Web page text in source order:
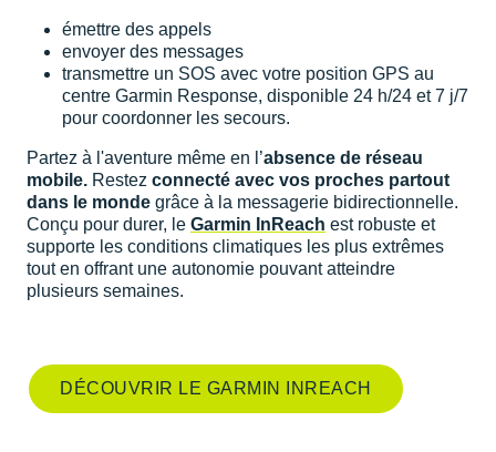
émettre des appels
envoyer des messages
transmettre un SOS avec votre position GPS au
centre Garmin Response, disponible 24 h/24 et 7 j/7
pour coordonner les secours.
Partez à l'aventure même en l’absence de réseau
mobile. Restez connecté avec vos proches partout
dans le monde grâce à la messagerie bidirectionnelle.
Conçu pour durer, le Garmin InReach est robuste et
supporte les conditions climatiques les plus extrêmes
tout en offrant une autonomie pouvant atteindre
plusieurs semaines.
DÉCOUVRIR LE GARMIN INREACH